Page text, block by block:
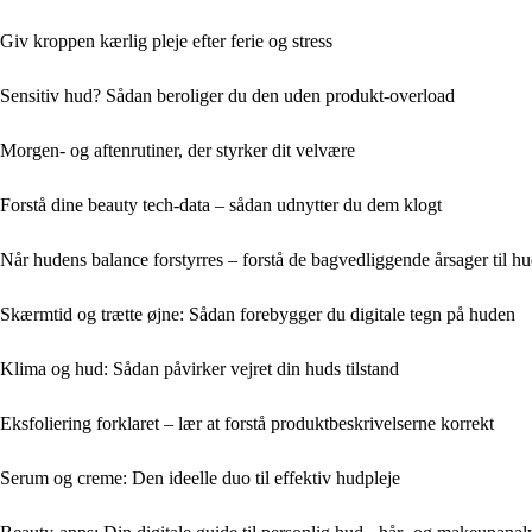
Giv kroppen kærlig pleje efter ferie og stress
Sensitiv hud? Sådan beroliger du den uden produkt-overload
Morgen- og aftenrutiner, der styrker dit velvære
Forstå dine beauty tech-data – sådan udnytter du dem klogt
Når hudens balance forstyrres – forstå de bagvedliggende årsager til
Skærmtid og trætte øjne: Sådan forebygger du digitale tegn på huden
Klima og hud: Sådan påvirker vejret din huds tilstand
Eksfoliering forklaret – lær at forstå produktbeskrivelserne korrekt
Serum og creme: Den ideelle duo til effektiv hudpleje